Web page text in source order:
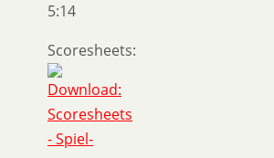
5:14
Scoresheets: